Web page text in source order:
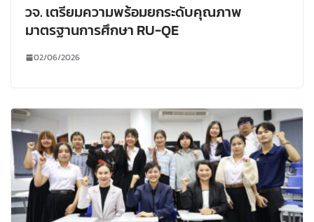
วจ. เตรียมความพร้อมยกระดับคุณภาพ
มาตรฐานการศึกษา RU-QE
02/06/2026